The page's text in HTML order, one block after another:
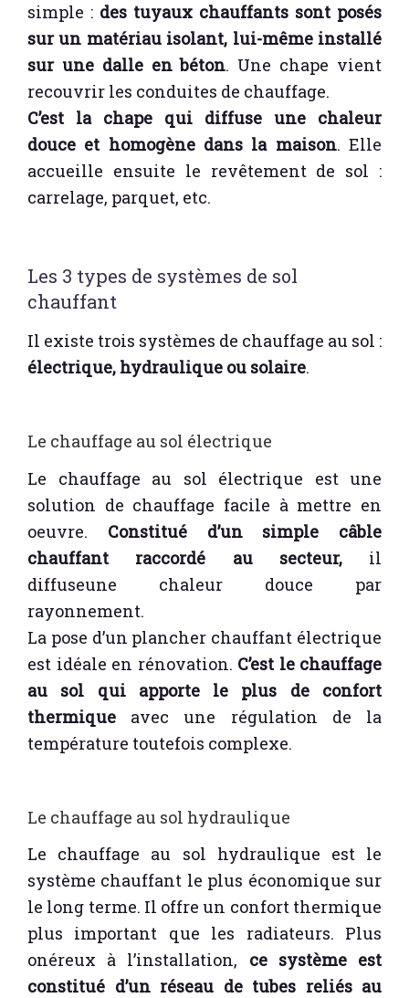
simple : des tuyaux chauffants sont posés
sur un matériau isolant, lui-même installé
sur une dalle en béton. Une chape vient
recouvrir les conduites de chauffage.
C’est la chape qui diffuse une chaleur
douce et homogène dans la maison. Elle
accueille ensuite le revêtement de sol :
carrelage, parquet, etc.
Les 3 types de systèmes de sol
chauffant
Il existe trois systèmes de chauffage au sol :
électrique, hydraulique ou solaire.
Le chauffage au sol électrique
Le chauffage au sol électrique est une
solution de chauffage facile à mettre en
oeuvre. Constitué d’un simple câble
chauffant raccordé au secteur,il
diffuseune chaleur douce par
rayonnement.
La pose d’un plancher chauffant électrique
est idéale en rénovation. C’est le chauffage
au sol qui apporte le plus de confort
thermique avec une régulation de la
température toutefois complexe.
Le chauffage au sol hydraulique
Le chauffage au sol hydraulique est le
système chauffant le plus économique sur
le long terme. Il offre un confort thermique
plus important que les radiateurs. Plus
onéreux à l’installation, ce système est
constitué d’un réseau de tubes reliés au